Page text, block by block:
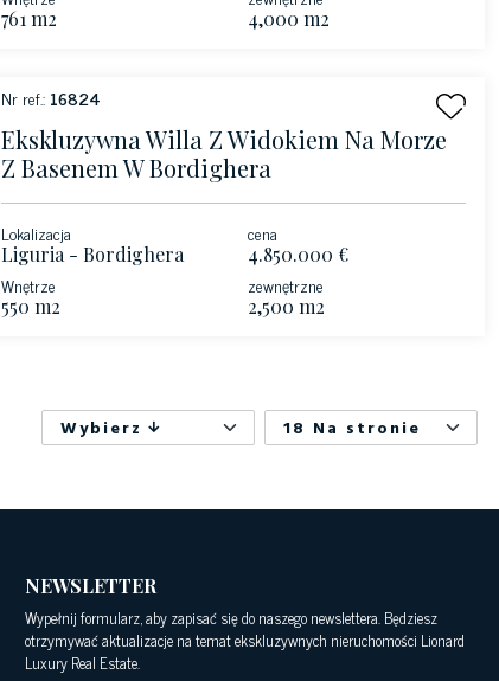
761 m2 4,000 m2
Nr ref.: 16824
Ekskluzywna Willa Z Widokiem Na Morze
Z Basenem W Bordighera
Lokalizacja
Liguria - Bordighera
cena
4.850.000 €
Wnętrze
550 m2
zewnętrzne
2,500 m2
Wybierz 18 Na stronie
NEWSLETTER
Wypełnij formularz, aby zapisać się do naszego newslettera. Będziesz
otrzymywać aktualizacje na temat ekskluzywnych nieruchomości Lionard
Luxury Real Estate.